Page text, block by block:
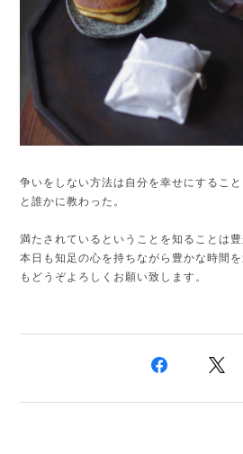
争いをしない方法は自分を幸せにすること
と誰かに教わった。
満たされているということを知ることは豊
本日も知足の心を持ちながら豊かな時間
もどうぞよろしくお願い致します。